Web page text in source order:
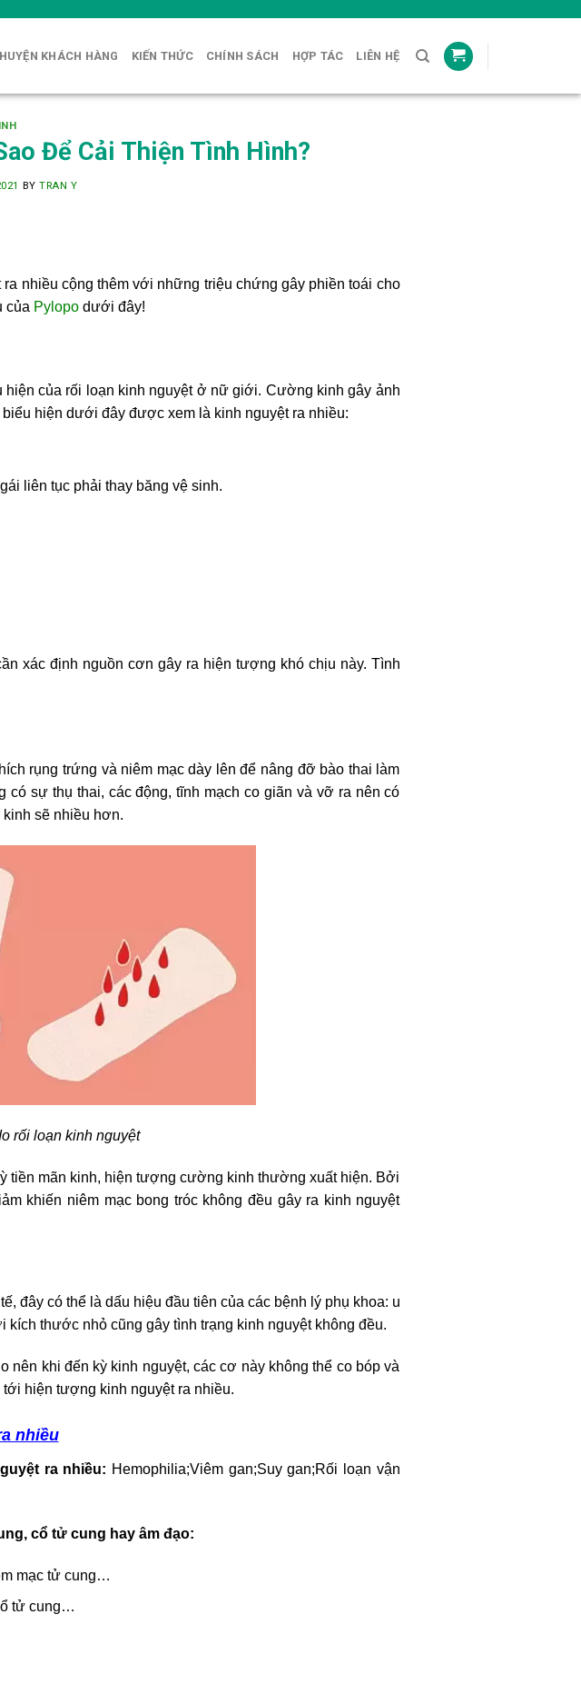
KHÁCH HÀNG KIẾN THỨC CHÍNH SÁCH HỢP TÁC LIÊN HỆ
Để Cải Thiện Tình Hình?
BYTRAN Y
nhiều cộng thêm với những triệu chứng gây phiền toái cho
của Pylopodưới đây!
của rối loạn kinh nguyệt ở nữ giới. Cường kinh gây ảnh
hiện dưới đây được xem là kinh nguyệt ra nhiều:
liên tục phải thay băng vệ sinh.
xác định nguồn cơn gây ra hiện tượng khó chịu này. Tình
rụng trứng và niêm mạc dày lên để nâng đỡ bào thai làm
có sự thụ thai, các động, tĩnh mạch co giãn và vỡ ra nên có
sẽ nhiều hơn.
rối loạn kinh nguyệt
tiền mãn kinh, hiện tượng cường kinh thường xuất hiện. Bởi
khiến niêm mạc bong tróc không đều gây ra kinh nguyệt
đây có thể là dấu hiệu đầu tiên của các bệnh lý phụ khoa: u
thước nhỏ cũng gây tình trạng kinh nguyệt không đều.
khi đến kỳ kinh nguyệt, các cơ này không thể co bóp và
hiện tượng kinh nguyệt ra nhiều.
nhiều
ra nhiều: Hemophilia;Viêm gan;Suy gan;Rối loạn vận
cổ tử cung hay âm đạo:
mạc tử cung…
tử cung…